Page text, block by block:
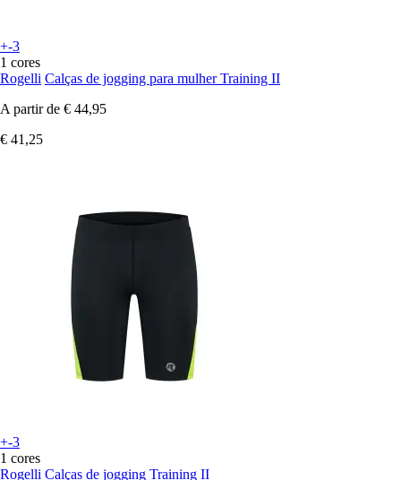
+-3
1 cores
Rogelli Calças de jogging para mulher Training II
A partir de € 44,95
€ 41,25
+-3
1 cores
Rogelli Calças de jogging Training II